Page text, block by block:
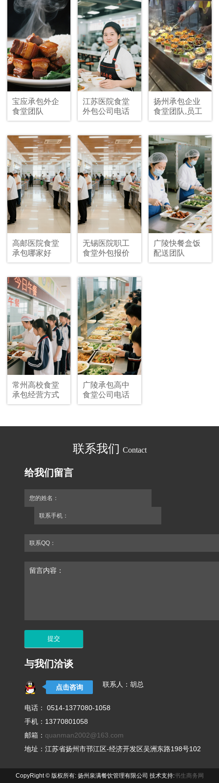
宝应承包外企
食堂团队
江苏医院食堂
外包公司电话
扬州承包企业
食堂团队,员工
食堂承包多少
高邮医院食堂
承包哪家好
无锡医院职工
食堂外包报价
广陵快餐盒饭
配送团队
常州高校食堂
承包经营方式
广陵承包高中
食堂公司电话
联系我们 Contact
给我们留言
您的姓名：
联系手机：
联系QQ：
留言内容：
与我们洽谈
点击咨询 联系人：胡总
电话： 0514-1377080-1058
手机：13770801058
邮箱： quanman2002@163.com
地址：江苏省扬州市邗江区-经济开发区吴洲东路198号102
CopyRight © 版权所有: 扬州泉满餐饮管理有限公司 技术支持:书生商务网